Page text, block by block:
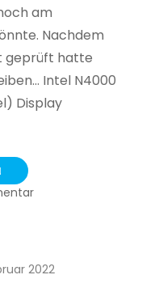
am
Nachdem
geprüft hatte
Intel N4000
Display
zu
2022